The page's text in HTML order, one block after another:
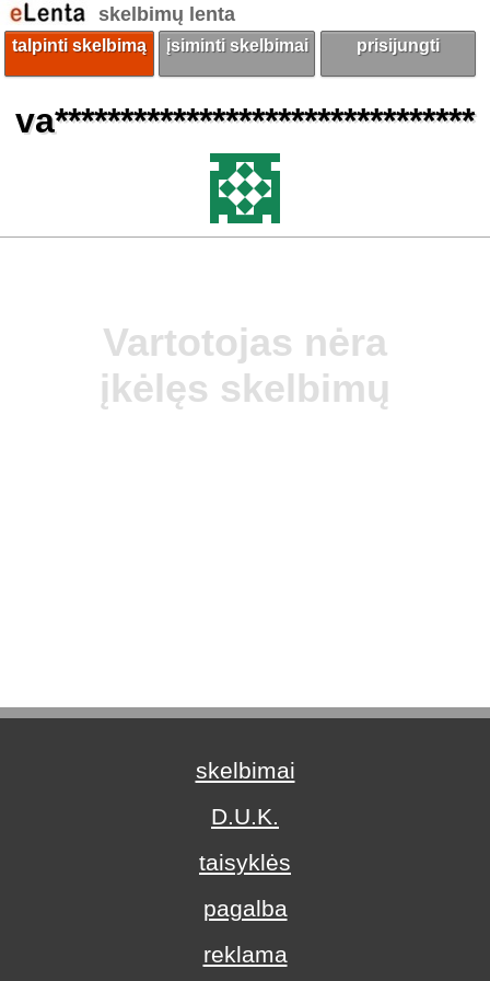
skelbimų lenta
talpinti skelbimą įsiminti skelbimai prisijungti
va********************************
Vartotojas nėra
įkėlęs skelbimų
skelbimai
D.U.K.
taisyklės
pagalba
reklama